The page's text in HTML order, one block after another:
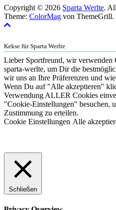
Copyright © 2026 Sparta Werlte.
Theme: ColorMag von ThemeGrill.
Kekse für Sparta Werlte
Lieber Sportfreund, wir verwenden
sparta-werlte, um Dir die
wir uns an Ihre Präferenzen und
Wenn Du auf "Alle akzeptieren"
Verwendung ALLER Cookies
"Cookie-Einstellungen" besuchen,
Zustimmung zu erteilen.
Cookie Einstellungen Alle
Schließen